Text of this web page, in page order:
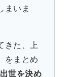
まいま
きた、上
をまとめ
世を決め